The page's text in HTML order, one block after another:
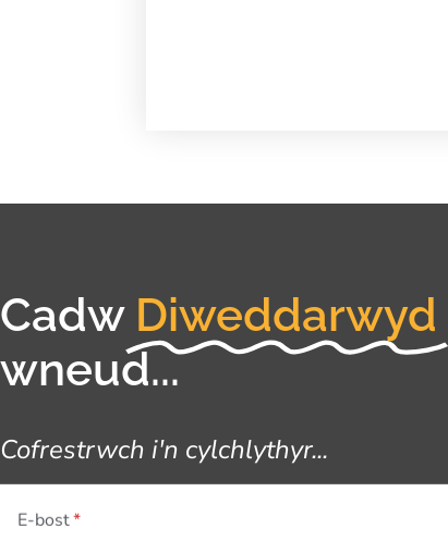
Cadw Diweddarwyd
wneud...
Cofrestrwch i'n cylchlythyr...
E-bost